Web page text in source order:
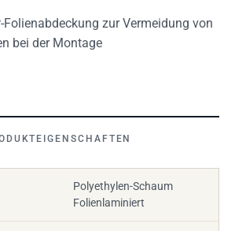
Folienabdeckung zur Vermeidung von
bei der Montage
Polyethylen-Schaum
Folienlaminiert